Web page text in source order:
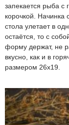
запекается рыба с
корочкой. Начинка
стола улетает в
остаётся, то с
форму держат, не
вкусно, как и в
размером 26х19.